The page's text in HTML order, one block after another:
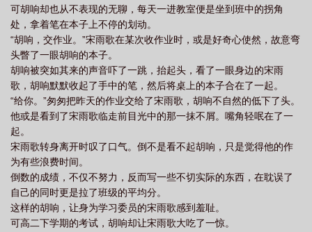
可胡响却也从不表现的无聊，每天一进教室便是坐到班中的拐角
处，拿着笔在本子上不停的划动。
“胡响，交作业。”宋雨歌在某次收作业时，或是好奇心使然，故意弯
头瞥了一眼胡响的本子。
胡响被突如其来的声音吓了一跳，抬起头，看了一眼身边的宋雨
歌，胡响默默收起了手中的笔，然后将桌上的本子合在了一起。
“给你。”匆匆把昨天的作业交给了宋雨歌，胡响不自然的低下了头。
他或是看到了宋雨歌临走前目光中的那一抹不屑。嘴角轻呡在了一
起。
宋雨歌转身离开时叹了口气。倒不是看不起胡响，只是觉得他的作
为有些浪费时间。
倒数的成绩，不仅不努力，反而写一些不切实际的东西，在耽误了
自己的同时更是拉了班级的平均分。
这样的胡响，让身为学习委员的宋雨歌感到羞耻。
可高二下学期的考试，胡响却让宋雨歌大吃了一惊。